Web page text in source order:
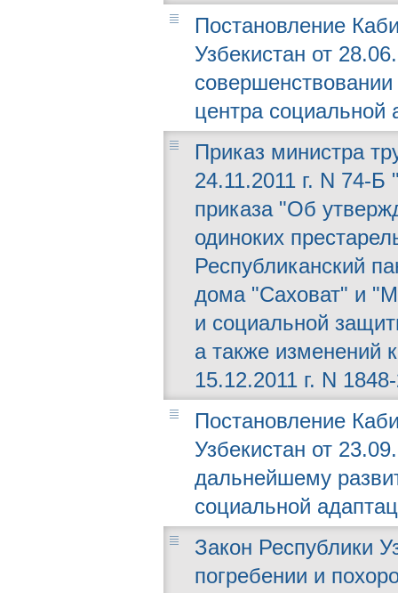
Постановление
Узбекистан от
совершенствовании
центра социальной
Приказ министра
24.11.2011 г. N 74-
приказа "Об
одиноких
Республиканский
дома "Саховат" и
и социальной
а также изменений
15.12.2011 г. N
Постановление
Узбекистан от
дальнейшему
социальной
Закон Республики
погребении и